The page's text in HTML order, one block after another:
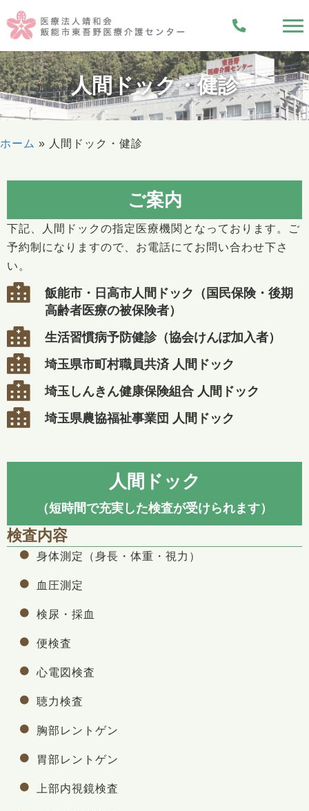
人間ドック・健診
ホーム » 人間ドック・健診
ご案内
下記、人間ドックの指定医療機関となっております。ご
予約制になりますので、お電話にてお問い合わせ下さ
い。
飯能市・日高市人間ドック（国民保険・後期
高齢者医療の被保険者）
生活習慣病予防健診（協会けんぽ加入者）
埼玉県市町村職員共済 人間ドック
埼玉しんきん健康保険組合 人間ドック
埼玉県農協福祉事業団 人間ドック
人間ドック
（短時間で充実した検査が受けられます）
検査内容
身体測定（身長・体重・視力）
血圧測定
検尿・採血
便検査
心電図検査
聴力検査
胸部レントゲン
胃部レントゲン
上部内視鏡検査